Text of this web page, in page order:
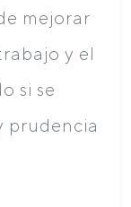
mejorar
y el
si se
prudencia